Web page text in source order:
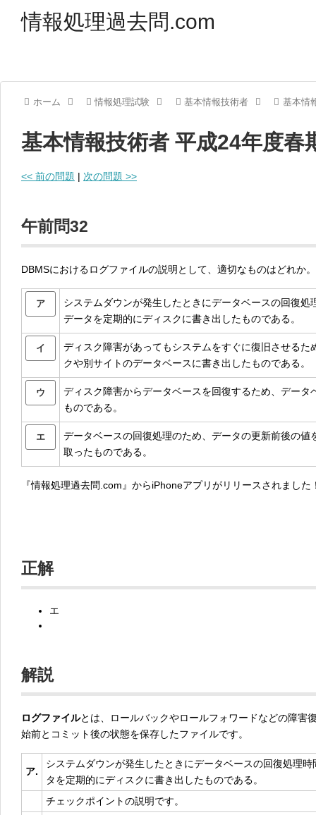
情報処理過去問.com
ホーム 情報処理試験 基本情報技術者 基本情
基本情報技術者 平成24年度春
<< 前の問題 | 次の問題 >>
午前問32
DBMSにおけるログファイルの説明として、適切なものはどれか。
ア
システムダウンが発生したときにデータベースの回復
データを定期的にディスクに書き出したものである。
イ
ディスク障害があってもシステムをすぐに復旧させる
クや別サイトのデータベースに書き出したものである。
ウ
ディスク障害からデータベースを回復するため、デー
ものである。
エ
データベースの回復処理のため、データの更新前後の
取ったものである。
『情報処理過去問.com』からiPhoneアプリがリリースされました
正解
エ
解説
ログファイルとは、ロールバックやロールフォワードなどの障害
始前とコミット後の状態を保存したファイルです。
ア.
システムダウンが発生したときにデータベースの回復処理
タを定期的にディスクに書き出したものである。
チェックポイントの説明です。